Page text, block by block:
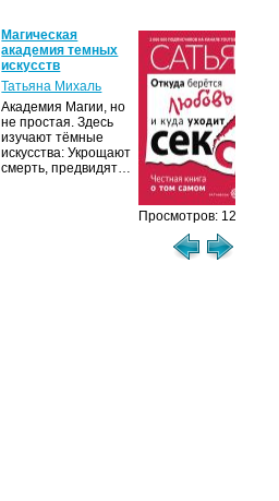
Магическая
академия темных
искусств
Татьяна Михаль
Академия Магии, но
не простая. Здесь
изучают тёмные
искусства: Укрощают
смерть, предвидят…
Просмотров: 1208